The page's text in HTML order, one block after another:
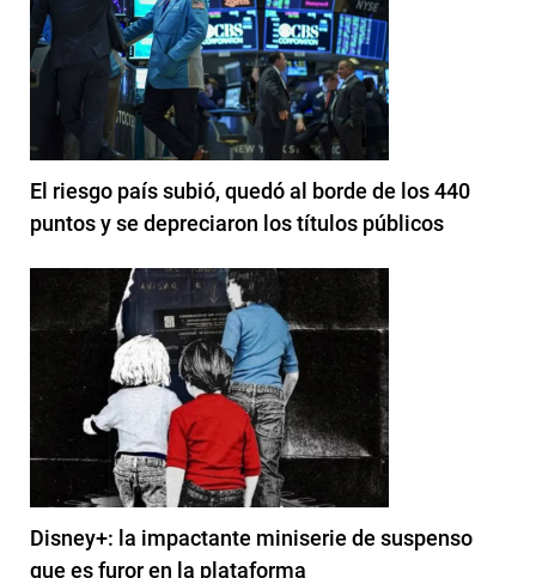
El riesgo país subió, quedó al borde de los 440
puntos y se depreciaron los títulos públicos
Disney+: la impactante miniserie de suspenso
que es furor en la plataforma